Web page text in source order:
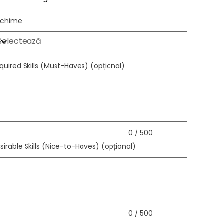
Skills (Must-Haves) (opțional)
0 / 500
Skills (Nice-to-Haves) (opțional)
0 / 500